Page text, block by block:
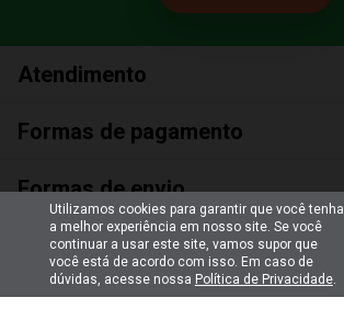
Atendimento
Formas de pagamento
Formas de envio
Selos de segurança
Utilizamos cookies para garantir que você tenha
a melhor experiência em nosso site. Se você
continuar a usar este site, vamos supor que
você está de acordo com isso. Em caso de
dúvidas, acesse nossa Política de Privacidade.